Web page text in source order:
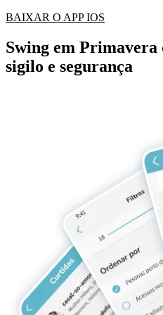
BAIXAR O APP IOS
Swing em Primavera
sigilo e segurança